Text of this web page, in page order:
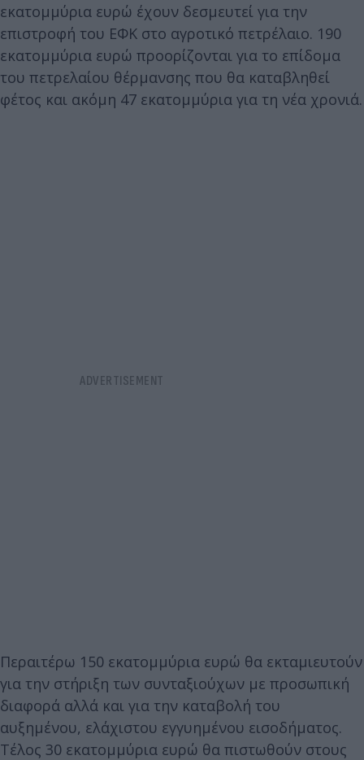
εκατομμύρια ευρώ έχουν δεσμευτεί για την
επιστροφή του ΕΦΚ στο αγροτικό πετρέλαιο. 190
εκατομμύρια ευρώ προορίζονται για το επίδομα
του πετρελαίου θέρμανσης που θα καταβληθεί
φέτος και ακόμη 47 εκατομμύρια για τη νέα χρονιά.
Περαιτέρω 150 εκατομμύρια ευρώ θα εκταμιευτούν
για την στήριξη των συνταξιούχων με προσωπική
διαφορά αλλά και για την καταβολή του
αυξημένου, ελάχιστου εγγυημένου εισοδήματος.
Τέλος 30 εκατομμύρια ευρώ θα πιστωθούν στους